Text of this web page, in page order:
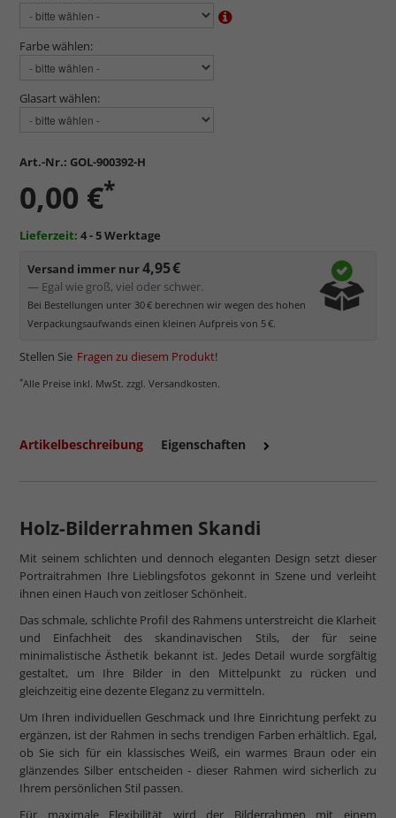
Farbe wählen:
Glasart wählen:
Art.-Nr.: GOL-900392-H
0,00 €*
Lieferzeit: 4 - 5 Werktage
Versand immer nur4,95 €
— Egal wie groß, viel oder schwer.
Bei Bestellungen unter 30 € berechnen wir wegen des hohen
Verpackungsaufwands einen kleinen Aufpreis von 5 €.
Stellen Sie Fragen zu diesem Produkt!
*Alle Preise inkl. MwSt. zzgl. Versandkosten.
Artikelbeschreibung Eigenschaften
Holz-Bilderrahmen Skandi
Mit seinem schlichten und dennoch eleganten Design setzt dieser
Portraitrahmen Ihre Lieblingsfotos gekonnt in Szene und verleiht
ihnen einen Hauch von zeitloser Schönheit.
Das schmale, schlichte Profil des Rahmens unterstreicht die Klarheit
und Einfachheit des skandinavischen Stils, der für seine
minimalistische Ästhetik bekannt ist. Jedes Detail wurde sorgfältig
gestaltet, um Ihre Bilder in den Mittelpunkt zu rücken und
gleichzeitig eine dezente Eleganz zu vermitteln.
Um Ihren individuellen Geschmack und Ihre Einrichtung perfekt zu
ergänzen, ist der Rahmen in sechs trendigen Farben erhältlich. Egal,
ob Sie sich für ein klassisches Weiß, ein warmes Braun oder ein
glänzendes Silber entscheiden - dieser Rahmen wird sicherlich zu
Ihrem persönlichen Stil passen.
Für maximale Flexibilität wird der Bilderrahmen mit einem